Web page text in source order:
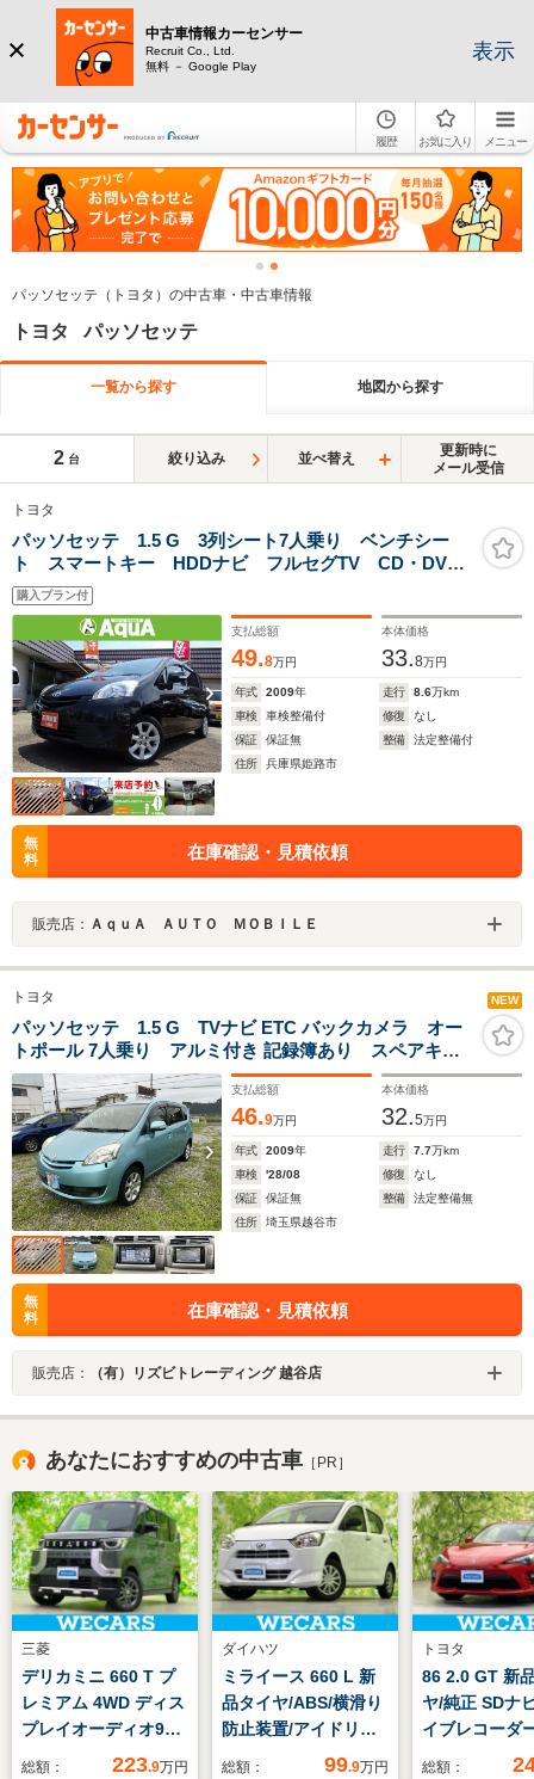
中古車情報カーセンサー
Recruit Co., Ltd.
無料 － Google Play
表示
履歴 お気に入り メニュー
パッソセッテ（トヨタ）の中古車・中古車情報
トヨタ パッソセッテ
一覧から探す 地図から探す
2 台 絞り込み 並べ替え
更新時に
メール受信
トヨタ
パッソセッテ 1.5 G 3列シート7人乗り ベンチシー
ト スマートキー HDDナビ フルセグTV CD・DVD
再生 バックカメラ ETC 15インチAW
購入プラン付
支払総額
49.8万円
本体価格
33.8万円
年式 2009年 走行 8.6万km
車検
車検整備付 修復
なし
保証
保証無 整備
法定整備付
住所
兵庫県姫路市
無
料
在庫確認・見積依頼
販売店： ＡｑｕＡ ＡＵＴＯ ＭＯＢＩＬＥ
トヨタ NEW
パッソセッテ 1.5 G TVナビ ETC バックカメラ オー
トポール 7人乗り アルミ付き 記録簿あり スペアキー
あり
支払総額
46.9万円
本体価格
32.5万円
年式 2009年 走行 7.7万km
車検
'28/08 修復
なし
保証
保証無 整備
法定整備無
住所
埼玉県越谷市
無
料
在庫確認・見積依頼
販売店： （有）リズビトレーディング 越谷店
あなたにおすすめの中古車 ［PR］
三菱
デリカミニ 660 T プ
レミアム 4WD ディス
プレイオーディオ9イ
ンチ/デジタルルーム
総額： 223.9万円
ダイハツ
ミライース 660 L 新
品タイヤ/ABS/横滑り
防止装置/アイドリン
グストップ/禁煙車/エ
総額： 99.9万円
トヨタ
86 2.0 GT 新
ヤ/純正 SDナ
イブレコーダ
ヘッドランプ
総額：